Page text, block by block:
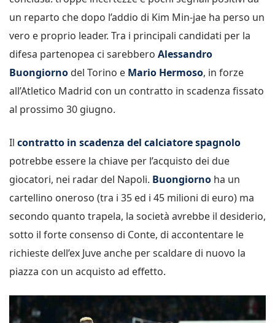
un reparto che dopo l’addio di Kim Min-jae ha perso un
vero e proprio leader. Tra i principali candidati per la
difesa partenopea ci sarebbero Alessandro
Buongiorno del Torino e Mario Hermoso, in forze
all’Atletico Madrid con un contratto in scadenza fissato
al prossimo 30 giugno.
Il contratto in scadenza del calciatore spagnolo
potrebbe essere la chiave per l’acquisto dei due
giocatori, nei radar del Napoli. Buongiorno ha un
cartellino oneroso (tra i 35 ed i 45 milioni di euro) ma
secondo quanto trapela, la società avrebbe il desiderio,
sotto il forte consenso di Conte, di accontentare le
richieste dell’ex Juve anche per scaldare di nuovo la
piazza con un acquisto ad effetto.